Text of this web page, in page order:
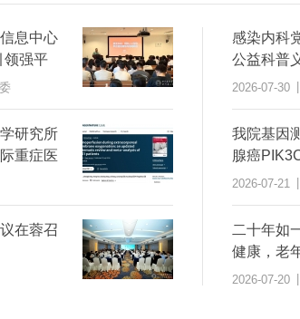
息中心
领强平
日活动
感染内科
公益科普
2026-07-30
研究所
重症医
我院基因
腺癌
范》团体
2026-07-21
在蓉召
二十年如
健康，老
进“桑榆之
2026-07-20